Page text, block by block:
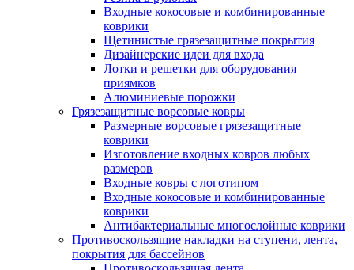
Входные кокосовые и комбинированные
коврики
Щетинистые грязезащитные покрытия
Дизайнерские идеи для входа
Лотки и решетки для оборудования
приямков
Алюминиевые порожки
Грязезащитные ворсовые ковры
Размерные ворсовые грязезащитные
коврики
Изготовление входных ковров любых
размеров
Входные ковры с логотипом
Входные кокосовые и комбинированные
коврики
Антибактериальные многослойные коврики
Противоскользящие накладки на ступени, лента,
покрытия для бассейнов